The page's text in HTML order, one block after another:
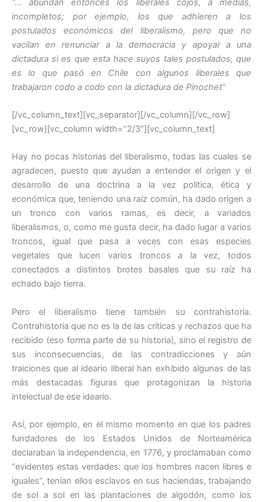
o
o
k
p
p
incompletos; por ejemplo, los que adhieren a los
postulados económicos del liberalismo, pero que no
vacilan en renunciar a la democracia y apoyar a una
dictadura si es que esta hace suyos tales postulados, que
es lo que pasó en Chile con algunos liberales que
trabajaron codo a codo con la dictadura de Pinochet”
[/vc_column_text][vc_separator][/vc_column][/vc_row]
[vc_row][vc_column width=”2/3″][vc_column_text]
Hay no pocas historias del liberalismo, todas las cuales se
agradecen, puesto que ayudan a entender el origen y el
desarrollo de una doctrina a la vez política, ética y
económica que, teniendo una raíz común, ha dado origen a
un tronco con varios ramas, es decir, a variados
liberalismos, o, como me gusta decir, ha dado lugar a varios
troncos, igual que pasa a veces con esas especies
vegetales que lucen varios troncos a la vez, todos
conectados a distintos brotes basales que su raíz ha
echado bajo tierra.
Pero el liberalismo tiene también su contrahistoria.
Contrahistoria que no es la de las críticas y rechazos que ha
recibido (eso forma parte de su historia), sino el registro de
sus inconsecuencias, de las contradicciones y aún
traiciones que al ideario liberal han exhibido algunas de las
más destacadas figuras que protagonizan la historia
intelectual de ese ideario.
Así, por ejemplo, en el mismo momento en que los padres
fundadores de los Estados Unidos de Norteamérica
declaraban la independencia, en 1776, y proclamaban como
“evidentes estas verdades: que los hombres nacen libres e
iguales”, tenían ellos esclavos en sus haciendas, trabajando
de sol a sol en las plantaciones de algodón, como los